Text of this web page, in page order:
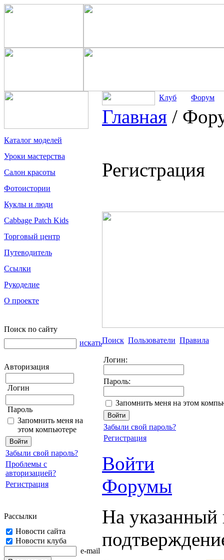
Каталог моделей
Уроки мастерства
Салон красоты
Фотоистории
Куклы и люди
Cabbage Patch Kids
Торговый центр
Путеводитель
Ссылки
Рукоделие
О проекте
Поиск по сайту
искать
Авторизация
Логин
Пароль
Запомнить меня на
этом компьютере
Забыли свой пароль?
Проблемы с
авторизацией?
Регистрация
Рассылки
Новости сайта
Новости клуба
e-mail
Клуб Форум
Главная /
Регистрация
Поиск Пользователи Правила
Логин:
Пароль:
Запомнить меня на этом
Забыли свой пароль?
Регистрация
Войти
Форумы
На указанный